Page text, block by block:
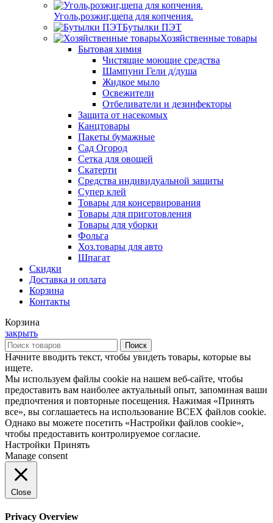
Уголь,розжиг,щепа для копчения.
Бутылки ПЭТ
Хозяйственные товары
Бытовая химия
Чистящие моющие средства
Шампуни Гели д/душа
Жидкое мыло
Освежители
Отбеливатели и дезинфекторы
Защита от насекомых
Канцтовары
Пакеты бумажные
Сад Огород
Сетка для овощей
Скатерти
Средства индивидуальной защиты
Супер клей
Товары для консервирования
Товары для приготовления
Товары для уборки
Фольга
Хоз.товары для авто
Шпагат
Скидки
Доставка и оплата
Корзина
Контакты
Корзина
закрыть
Поиск
Начните вводить текст, чтобы увидеть товары, которые вы
ищете.
Мы используем файлы cookie на нашем веб-сайте, чтобы
предоставить вам наиболее актуальный опыт, запоминая ваши
предпочтения и повторные посещения. Нажимая «Принять
все», вы соглашаетесь на использование ВСЕХ файлов cookie.
Однако вы можете посетить «Настройки файлов cookie»,
чтобы предоставить контролируемое согласие.
Настройки Принять
Manage consent
Close
Privacy Overview